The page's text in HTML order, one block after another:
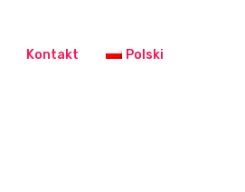
Kontakt Polski